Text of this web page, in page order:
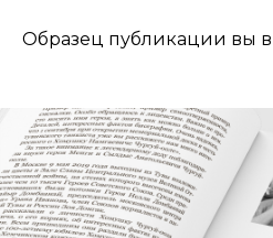
Образец публикации вы